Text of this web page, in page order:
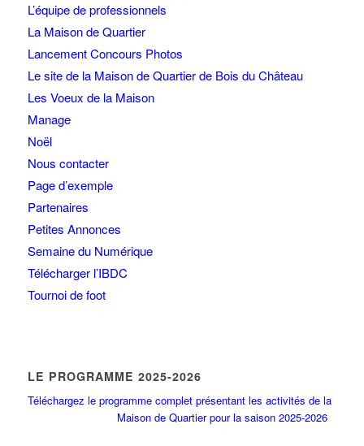
L’équipe de professionnels
La Maison de Quartier
Lancement Concours Photos
Le site de la Maison de Quartier de Bois du Château
Les Voeux de la Maison
Manage
Noël
Nous contacter
Page d’exemple
Partenaires
Petites Annonces
Semaine du Numérique
Télécharger l’IBDC
Tournoi de foot
LE PROGRAMME 2025-2026
Téléchargez le programme complet présentant les activités de la
Maison de Quartier pour la saison 2025-2026